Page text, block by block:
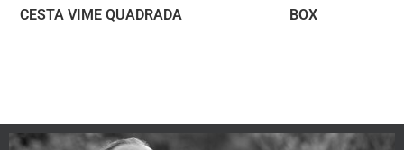
CESTA VIME QUADRADA BOX